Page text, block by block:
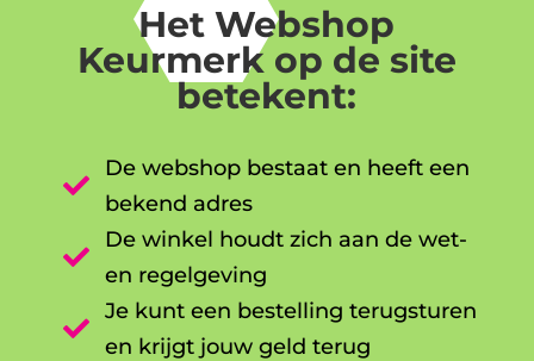
Het Webshop
Keurmerk op de site
betekent:

De webshop bestaat en heeft een
bekend adres

De winkel houdt zich aan de wet-
en regelgeving

Je kunt een bestelling terugsturen
en krijgt jouw geld terug